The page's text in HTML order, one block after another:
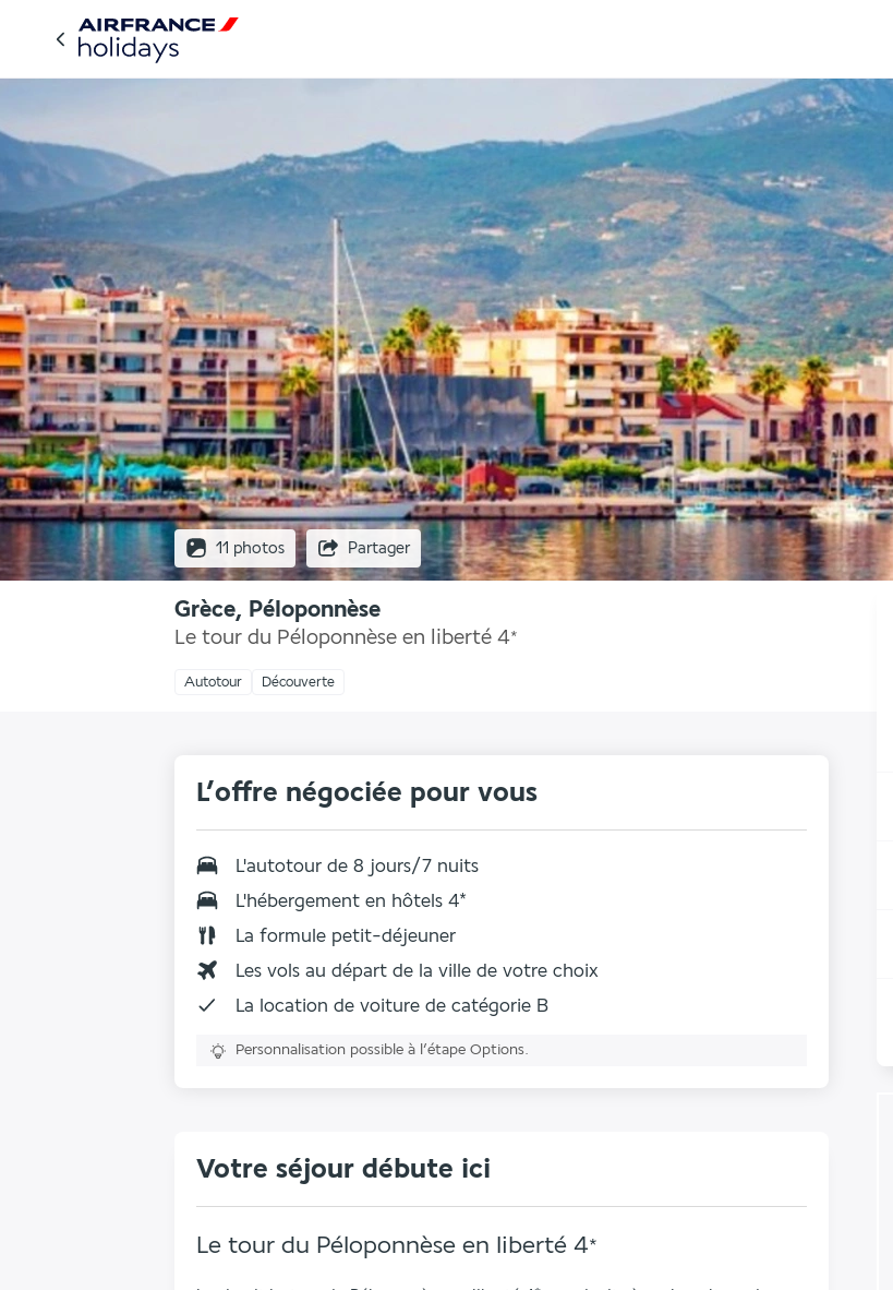
11 photos Partager
Grèce, Péloponnèse
Le tour du Péloponnèse en liberté 4*
Autotour Découverte
L’offre négociée pour vous
L'autotour de 8 jours/7 nuits
L'hébergement en hôtels 4*
La formule petit-déjeuner
Les vols au départ de la ville de votre choix
La location de voiture de catégorie B
Personnalisation possible à l’étape Options.
Votre séjour débute ici
Le tour du Péloponnèse en liberté 4*